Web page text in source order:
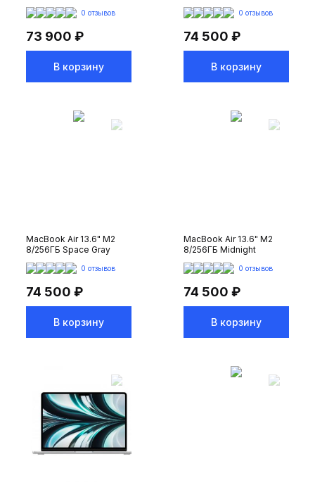
0 отзывов
73 900 ₽
В корзину
0 отзывов
74 500 ₽
В корзину
MacBook Air 13.6" M2
8/256ГБ Space Gray
0 отзывов
74 500 ₽
В корзину
MacBook Air 13.6" M2
8/256ГБ Midnight
0 отзывов
74 500 ₽
В корзину